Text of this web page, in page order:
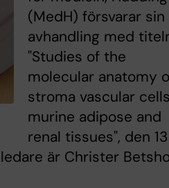
(MedH) försvarar sin
avhandling med
"Studies of the
molecular anatomy
stroma vascular
murine adipose and
renal tissues", den 13
är Christer